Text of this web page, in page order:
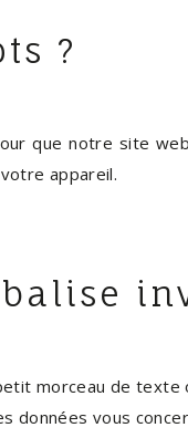
?
que notre site
appareil.
balise
morceau de
vous